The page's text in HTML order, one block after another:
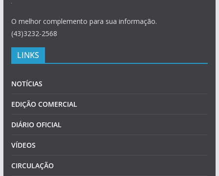
O melhor complemento para sua informação.
(43)3232-2568
LINKS
NOTÍCIAS
EDIÇÃO COMERCIAL
DIÁRIO OFICIAL
VÍDEOS
CIRCULAÇÃO